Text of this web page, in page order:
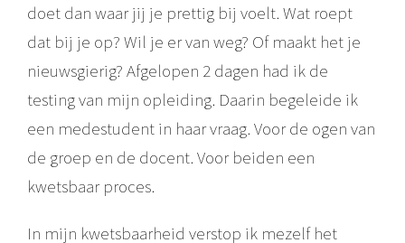
doet dan waar jij je prettig bij voelt. Wat roept
dat bij je op? Wil je er van weg? Of maakt het je
nieuwsgierig? Afgelopen 2 dagen had ik de
testing van mijn opleiding. Daarin begeleide ik
een medestudent in haar vraag. Voor de ogen van
de groep en de docent. Voor beiden een
kwetsbaar proces.
In mijn kwetsbaarheid verstop ik mezelf het